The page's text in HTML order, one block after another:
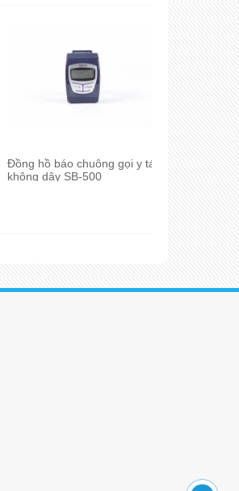
Đồng hồ báo chuông gọi y tá
không dây SB-500
Hệ thống
WS-100